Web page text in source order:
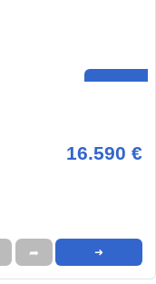
16.590 €
➦ ➜